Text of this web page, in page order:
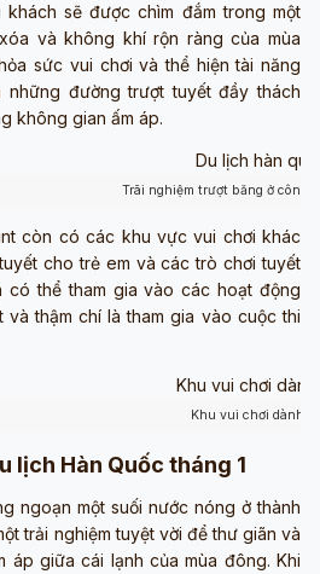
khách sẽ được chìm đắm trong một
và không khí rộn ràng của mùa
sức vui chơi và thể hiện tài năng
những đường trượt tuyết đầy thách
không gian ấm áp.
Trãi nghiệm trượt băng ở công
còn có các khu vực vui chơi khác
cho trẻ em và các trò chơi tuyết
có thể tham gia vào các hoạt động
thậm chí là tham gia vào cuộc thi
Khu vui chơi dành
lịch Hàn Quốc tháng 1
ngoạn một suối nước nóng ở thành
trải nghiệm tuyệt vời để thư giãn và
áp giữa cái lạnh của mùa đông. Khi